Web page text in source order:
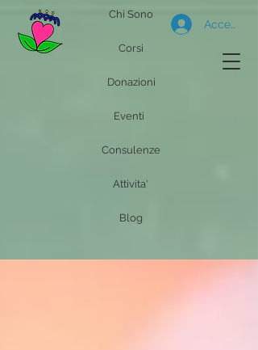
Chi Sono
Corsi
Donazioni
Consulenze
Attivita'
Blog
Accedi
Eventi